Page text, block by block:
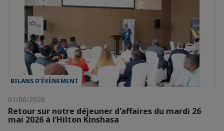
BILANS D’ÉVÈNEMENT
01/06/2026
Retour sur notre déjeuner d'affaires du mardi 26
mai 2026 à l’Hilton Kinshasa